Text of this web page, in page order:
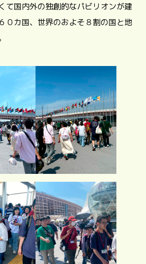
て国内外の独創的なパビリオンが建
０カ国、世界のおよそ８割の国と地